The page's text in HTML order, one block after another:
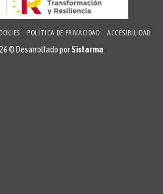
POLÍTICA DE PRIVACIDAD ACCESIBILIDAD
© Desarrollado porSisfarma